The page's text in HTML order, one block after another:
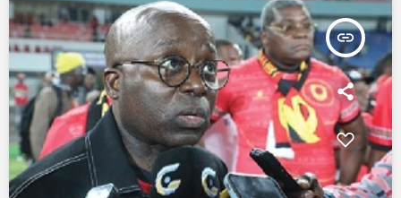
insert_link